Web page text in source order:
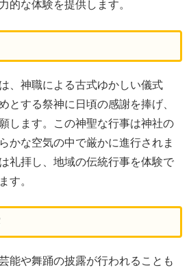
的な体験を提供します。
、神職による古式ゆかしい儀式
とする祭神に日頃の感謝を捧げ、
します。この神聖な行事は神社の
かな空気の中で厳かに進行されま
礼拝し、地域の伝統行事を体験で
す。
能や舞踊の披露が行われることも